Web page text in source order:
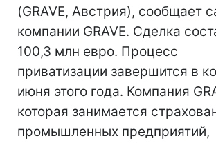
(GRAVE, Австрия), сообщает
компании GRAVE. Сделка
100,3 млн евро. Процесс
приватизации завершится в
июня этого года. Компания
которая занимается
промышленных предприятий,